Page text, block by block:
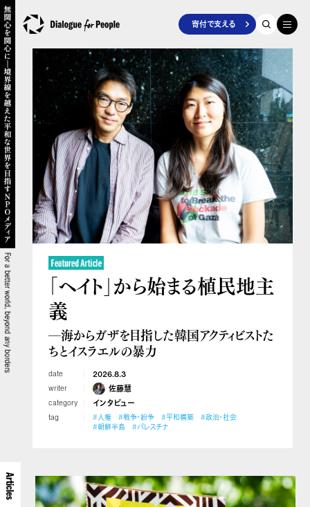
寄付で支える
「ヘイト」から始まる植民地主
義
―海からガザを目指した韓国アクティビストた
ちとイスラエルの暴力
date 2026.8.3
writer 佐藤慧
category インタビュー
tag #人権 #戦争・紛争 #平和構築
#政治・社会
#朝鮮半島
#パレスチナ
Articles